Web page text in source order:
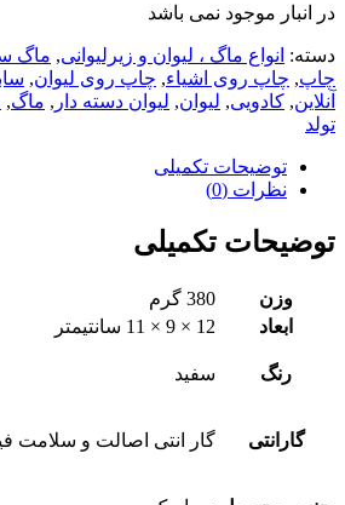
در انبار موجود نمی باشد
دسته: انواع ماگ ، لیوان و زیرلیوانی, ماگ
چاپ, چاپ روی اشیاء, چاپ روی لیوان,
آنلاین, کادویی, لیوان, لیوان دسته دار , ماگ,
تولد
توضیحات تکمیلی
نظرات (0)
توضیحات تکمیلی
وزن
380 گرم
ابعاد
12 × 9 × 11 سانتیمتر
رنگ سفید
گارانتی گار انتی اصالت و سلامت